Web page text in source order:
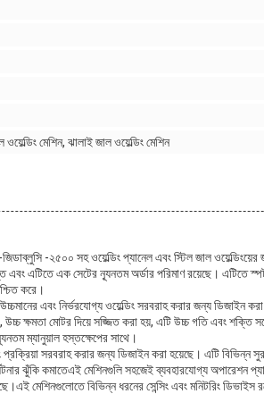
মেশিন, ঝালাই জাল ওয়েল্ডিং মেশিন
জিডাব্লুসি -২৫০০ সহ ওয়েল্ডিং প্যানেল এবং স্টিল জাল
এবং এটিতে এক সেটের ন্যূনতম অর্ডার পরিমাণ রয়েছে। এটিতে
করে।
এবং নির্ভরযোগ্য ওয়েল্ডিং সরবরাহ করার জন্য ডিজাইন
ক্ষমতা মোটর দিয়ে সজ্জিত করা হয়, এটি উচ্চ গতি এবং শক্তি
ম্যানুয়াল হস্তক্ষেপের সাথে।
প্রক্রিয়া সরবরাহ করার জন্য ডিজাইন করা হয়েছে। এটি বিভিন্ন
ঝুঁকি কমাতেএই মেশিনগুলি সহজেই ব্যবহারযোগ্য অপারেশন
মেশিনগুলোতে বিভিন্ন ধরনের সেন্সিং এবং মনিটরিং ডিভাইস